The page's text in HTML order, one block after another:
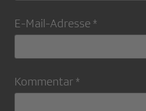
E-Mail-Adresse *
Kommentar *